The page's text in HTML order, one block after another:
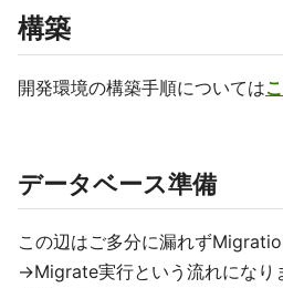
構築
開発環境の構築手順については
データベース準備
この辺はご多分に漏れず
→Migrate実行という流れになり